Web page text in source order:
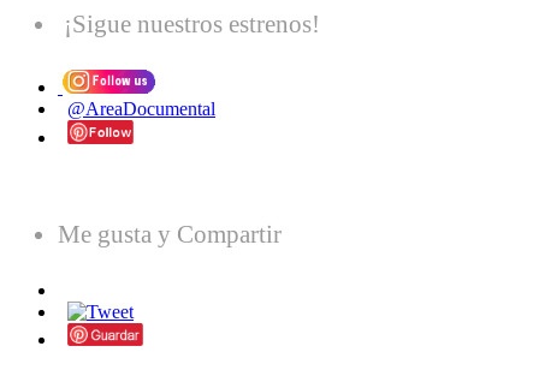
¡Sigue nuestros estrenos!
@AreaDocumental
Me gusta y Compartir